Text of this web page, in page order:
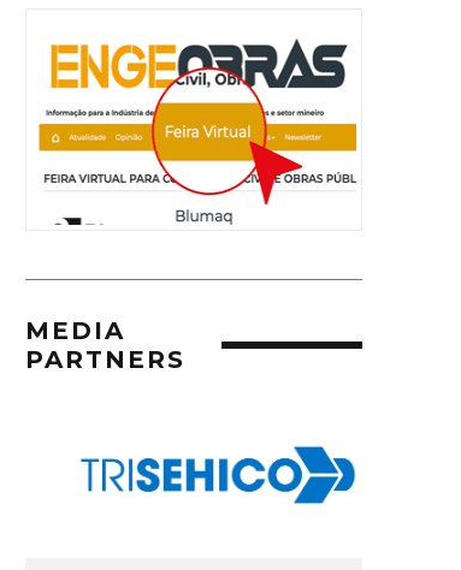
MEDIA
PARTNERS